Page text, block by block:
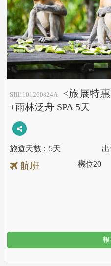
SIII1101260824A
<旅展特
+雨林泛舟 SPA 5天
5天
航班 機位20
報